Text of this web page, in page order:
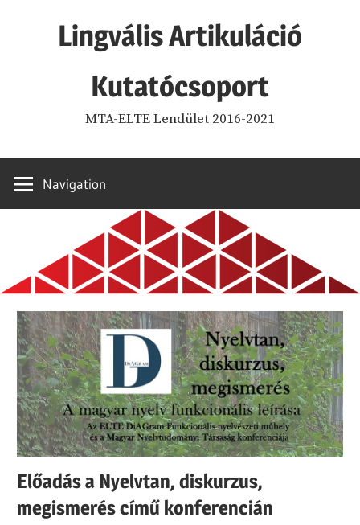
Lingvális Artikuláció
Kutatócsoport
MTA-ELTE Lendület 2016-2021
Navigation
Előadás a Nyelvtan, diskurzus,
megismerés című konferencián